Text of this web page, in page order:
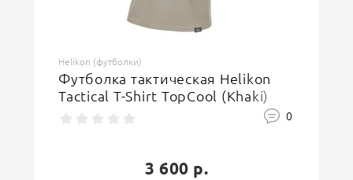
Helikon (футболки)
Футболка тактическая Helikon
Tactical T-Shirt TopCool (Khaki)
0
3 600 р.